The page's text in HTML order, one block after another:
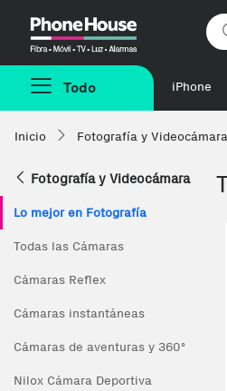
Todo iPhone
Inicio Fotografía y Videocámara
Fotografía y Videocámara
Lo mejor en Fotografía
Todas las Cámaras
Cámaras Reflex
Cámaras instantáneas
Cámaras de aventuras y 360º
Nilox Cámara Deportiva